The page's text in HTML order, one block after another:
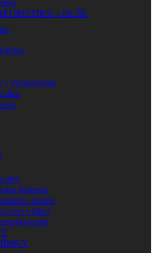
– DUŠE
/ Vymedzenia
riadenia
tlmiča
vidlice